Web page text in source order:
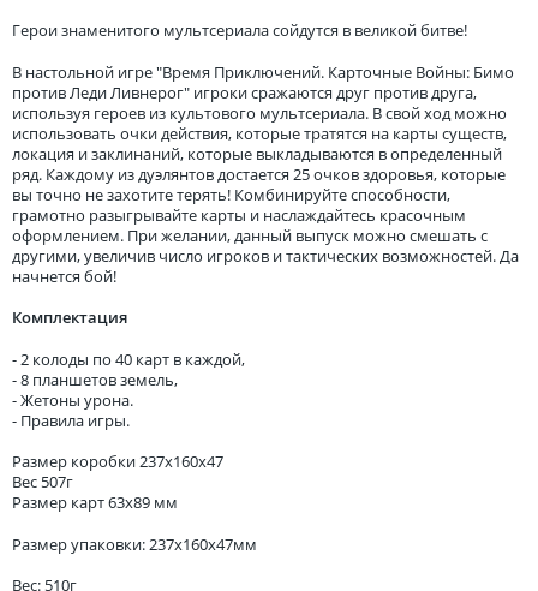
Герои знаменитого мультсериала сойдутся в великой битве!
В настольной игре "Время Приключений. Карточные Войны: Бимо
против Леди Ливнерог" игроки сражаются друг против друга,
используя героев из культового мультсериала. В свой ход можно
использовать очки действия, которые тратятся на карты существ,
локация и заклинаний, которые выкладываются в определенный
ряд. Каждому из дуэлянтов достается 25 очков здоровья, которые
вы точно не захотите терять! Комбинируйте способности,
грамотно разыгрывайте карты и наслаждайтесь красочным
оформлением. При желании, данный выпуск можно смешать с
другими, увеличив число игроков и тактических возможностей. Да
начнется бой!
Комплектация
- 2 колоды по 40 карт в каждой,
- 8 планшетов земель,
- Жетоны урона.
- Правила игры.
Размер коробки 237х160х47
Вес 507г
Размер карт 63х89 мм
Размер упаковки: 237x160x47мм
Вес: 510г